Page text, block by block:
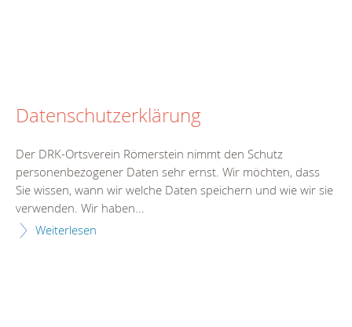
Datenschutzerklärung
Der DRK-Ortsverein Römerstein nimmt den Schutz
personenbezogener Daten sehr ernst. Wir möchten, dass
Sie wissen, wann wir welche Daten speichern und wie wir sie
verwenden. Wir haben...
Weiterlesen